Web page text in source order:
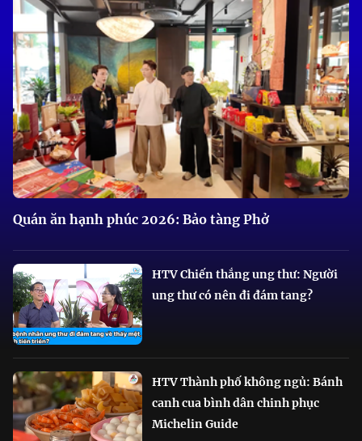
Quán ăn hạnh phúc 2026: Bảo tàng Phở
HTV Chiến thắng ung thư: Người
ung thư có nên đi đám tang?
HTV Thành phố không ngủ: Bánh
canh cua bình dân chinh phục
Michelin Guide